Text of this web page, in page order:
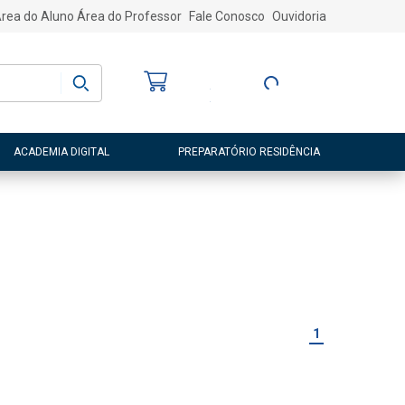
do Aluno Área do Professor Fale Conosco Ouvidoria
Entre ou Cadastre-
ACADEMIA DIGITAL PREPARATÓRIO RESIDÊNCIA
1